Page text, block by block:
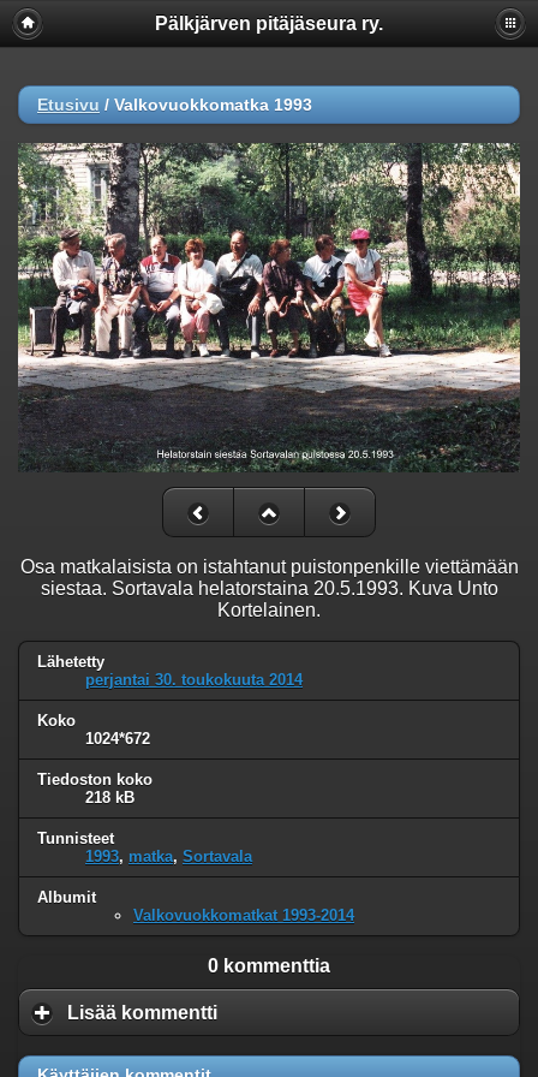
Pälkjärven pitäjäseura ry.
Etusivu / Valkovuokkomatka 1993
Osa matkalaisista on istahtanut puistonpenkille viettämään
siestaa. Sortavala helatorstaina 20.5.1993. Kuva Unto
Kortelainen.
Lähetetty
perjantai 30. toukokuuta 2014
Koko
1024*672
Tiedoston koko
218 kB
Tunnisteet
1993, matka, Sortavala
Albumit
Valkovuokkomatkat 1993-2014
0 kommenttia
Lisää kommentti